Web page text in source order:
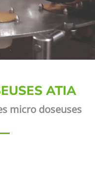
ATIA
micro doseuses